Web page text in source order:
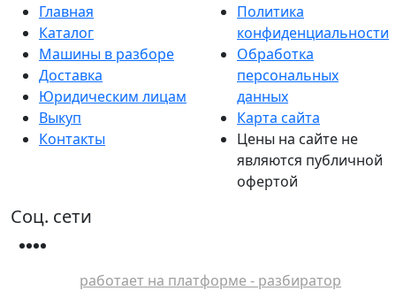
Главная
Каталог
Машины в разборе
Доставка
Юридическим лицам
Выкуп
Контакты
Политика
конфиденциальности
Обработка
персональных
данных
Карта сайта
Цены на сайте не
являются публичной
офертой
Соц. сети
работает на платформе - разбиратор